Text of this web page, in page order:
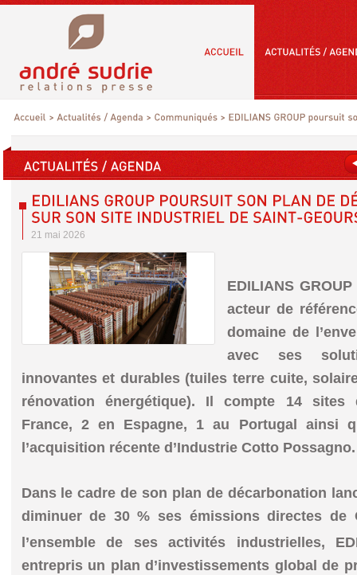
21 mai 2026
EDILIANS
acteur de
domaine de
avec ses
innovantes et durables (tuiles terre cuite,
rénovation énergétique). Il compte 14 sites
France, 2 en Espagne, 1 au Portugal ainsi
l’acquisition récente d’Industrie Cotto Possagno.
Dans le cadre de son plan de décarbonation
diminuer de 30 % ses émissions directes de
l’ensemble de ses activités industrielles,
entrepris un plan d’investissements global de